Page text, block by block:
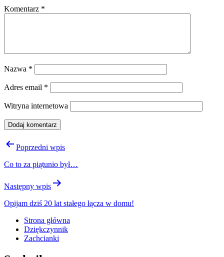
Komentarz *
Nazwa *
Adres email *
Witryna internetowa
Nawigacja
Poprzedni wpis
Co to za piątunio był…
Następny wpis
Opijam dziś 20 lat stałego łącza w domu!
Strona główna
Dziękczynnik
Zachcianki